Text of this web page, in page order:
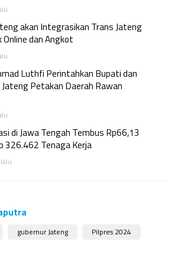
akan Integrasikan Trans Jateng
Online dan Angkot
Luthfi Perintahkan Bupati dan
Petakan Daerah Rawan
di Jawa Tengah Tembus Rp66,13
326.462 Tenaga Kerja
gubernur Jateng
Pilpres 2024